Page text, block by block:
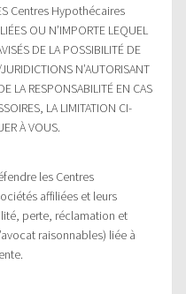
Centres Hypothécaires
OU N’IMPORTE LEQUEL
DE LA POSSIBILITÉ DE
N’AUTORISANT
LA RESPONSABILITÉ EN CAS
LA LIMITATION CI-
À VOUS.
les Centres
affiliées et leurs
perte, réclamation et
raisonnables) liée à